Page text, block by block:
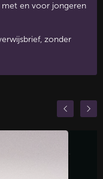
met en voor jongeren
zonder